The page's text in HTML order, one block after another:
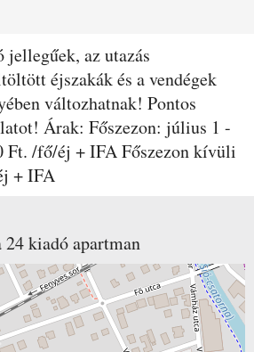
az utazás
éjszakák és a vendégek
változhatnak! Pontos
Árak: Főszezon: július 1 -
Ft. /fő/éj + IFA Főszezon kívüli
+ IFA
24kiadó apartman